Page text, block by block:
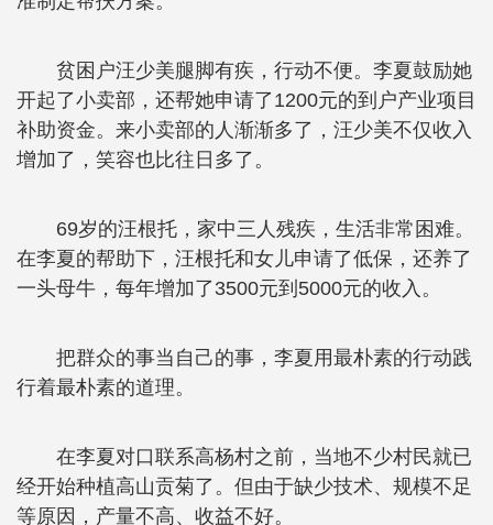
贫困户汪少美腿脚有疾，行动不便。李夏鼓励她
开起了小卖部，还帮她申请了1200元的到户产业项目
补助资金。来小卖部的人渐渐多了，汪少美不仅收入
增加了，笑容也比往日多了。
69岁的汪根托，家中三人残疾，生活非常困难。
在李夏的帮助下，汪根托和女儿申请了低保，还养了
一头母牛，每年增加了3500元到5000元的收入。
把群众的事当自己的事，李夏用最朴素的行动践
行着最朴素的道理。
在李夏对口联系高杨村之前，当地不少村民就已
经开始种植高山贡菊了。但由于缺少技术、规模不足
等原因，产量不高、收益不好。